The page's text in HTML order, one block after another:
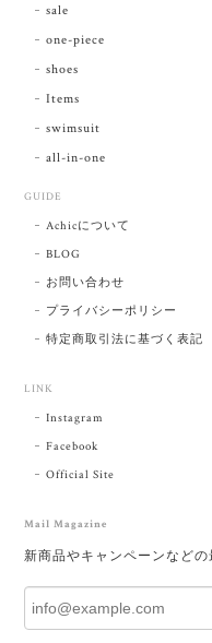
sale
one-piece
shoes
Items
swimsuit
all-in-one
GUIDE
Achicについて
BLOG
お問い合わせ
プライバシーポリシー
特定商取引法に基づく表記
LINK
Instagram
Facebook
Official Site
Mail Magazine
新商品やキャンペーンなどの